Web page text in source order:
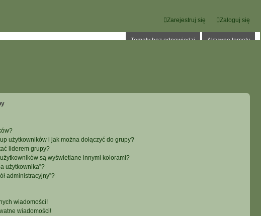
Zaloguj się
Zarejestruj się
Tematy bez odpowiedzi Aktywne tematy
użytkowników i jak można dołączyć do grupy?
liderem grupy?
są wyświetlane innymi kolorami?
użytkownika”?
administracyjny”?
wiadomości!
wiadomości!